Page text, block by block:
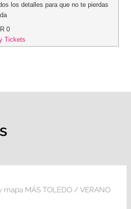
los detalles para que no te pierdas
0
Tickets
mapa MÁS TOLEDO / VERANO